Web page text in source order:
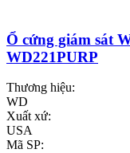
Ổ cứng giám sát
WD221PURP
Thương hiệu:
WD
Xuất xứ:
USA
Mã SP: